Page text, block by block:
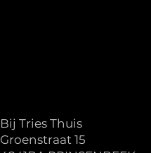
Bij Tries Thuis
Groenstraat 15